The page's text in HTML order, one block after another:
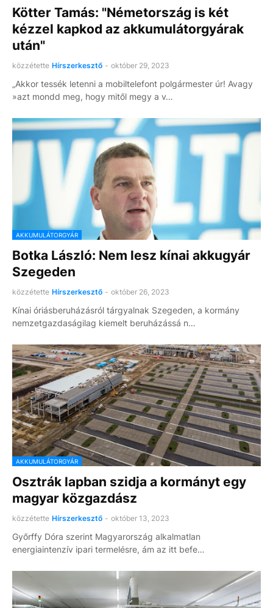
Kötter Tamás: "Németország is két
kézzel kapkod az akkumulátorgyárak
után"
közzétette Hírszerkesztő - október 29, 2023
„Akkor tessék letenni a mobiltelefont polgármester úr! Avagy
»azt mondd meg, hogy mitől megy a v…
AKKUMULÁTORGYÁR
Botka László: Nem lesz kínai akkugyár
Szegeden
közzétette Hírszerkesztő - október 26, 2023
Kínai óriásberuházásról tárgyalnak Szegeden, a kormány
nemzetgazdaságilag kiemelt beruházássá n…
AKKUMULÁTORGYÁR
Osztrák lapban szidja a kormányt egy
magyar közgazdász
közzétette Hírszerkesztő - október 13, 2023
Győrffy Dóra szerint Magyarország alkalmatlan
energiaintenzív ipari termelésre, ám az itt befe…